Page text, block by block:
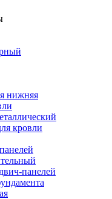
нижняя
кровли
панелей